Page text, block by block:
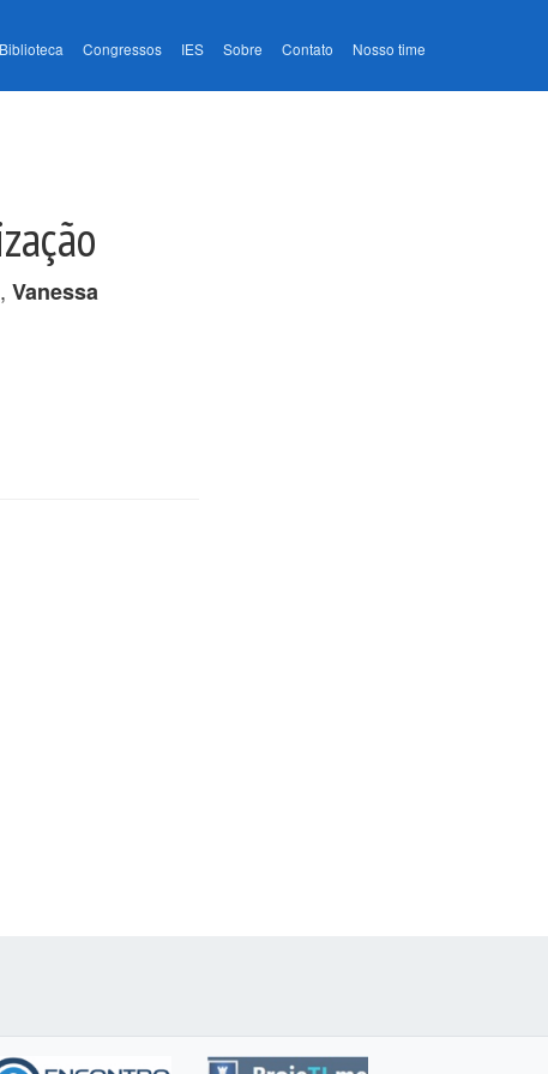
Biblioteca Congressos IES Sobre Contato Nosso time
Vanessa